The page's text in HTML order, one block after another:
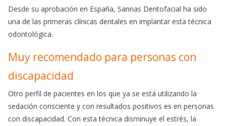
Desde su aprobación en España, Sannas Dentofacial ha sido
una de las primeras clínicas dentales en implantar esta técnica
odontológica.
Muy recomendado para personas con
discapacidad
Otro perfil de pacientes en los que ya se está utilizando la
sedación consciente y con resultados positivos es en personas
con discapacidad. Con esta técnica disminuye el estrés, la